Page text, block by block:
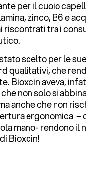
per il cuoio
zinco, B6 e
riscontrati tra i
scelto per le
qualitativi, che
Bioxcin aveva,
non solo si
anche che non
ergonomica
mano- rendono il
Bioxcin!